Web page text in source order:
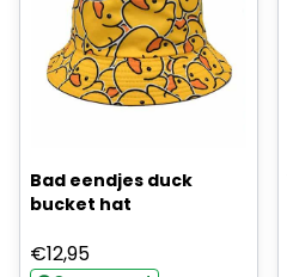
Bad eendjes duck
bucket hat
€12,95